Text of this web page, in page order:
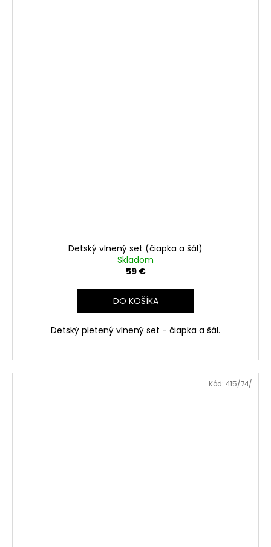
Detský vlnený set (čiapka a šál)
Skladom
59 €
DO KOŠÍKA
Detský pletený vlnený set - čiapka a šál.
Kód: 415/74/